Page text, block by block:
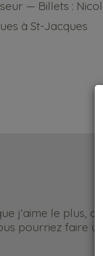
— Billets :
à St-Jacques
j’aime le plus,
pourriez faire